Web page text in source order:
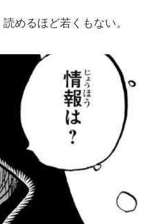
めるほど若くもない。